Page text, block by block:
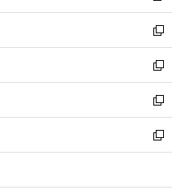
開
く
ウ
で
開
く
ン
ド
ウ
で
開
く
ウ
ィ
ン
ド
ウ
で
開
く
し
い
ウ
ィ
ン
ド
ウ
で
開
新
し
い
ウ
ィ
ン
ド
ウ
開
新
し
い
ウ
ィ
ン
新
し
い
ウ
新
し